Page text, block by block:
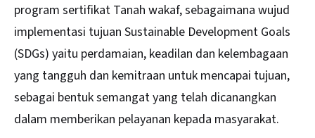
program sertifikat Tanah wakaf, sebagaimana wujud
implementasi tujuan Sustainable Development Goals
(SDGs) yaitu perdamaian, keadilan dan kelembagaan
yang tangguh dan kemitraan untuk mencapai tujuan,
sebagai bentuk semangat yang telah dicanangkan
dalam memberikan pelayanan kepada masyarakat.